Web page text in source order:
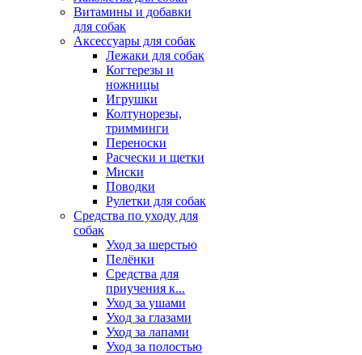
Витамины и добавки
для собак
Аксессуары для собак
Лежаки для собак
Когтерезы и
ножницы
Игрушки
Колтунорезы,
тримминги
Переноски
Расчески и щетки
Миски
Поводки
Рулетки для собак
Средства по уходу для
собак
Уход за шерстью
Пелёнки
Средства для
приучения к...
Уход за ушами
Уход за глазами
Уход за лапами
Уход за полостью